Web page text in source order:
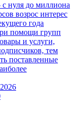
нуля до миллиона
возрос интерес
года
помощи групп
и услуги,
тем
поставленные